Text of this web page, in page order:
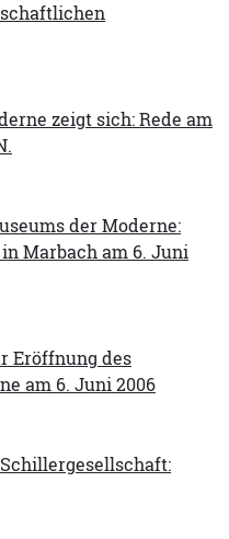
zeigt sich: Rede am
der Moderne:
Marbach am 6. Juni
Eröffnung des
am 6. Juni 2006